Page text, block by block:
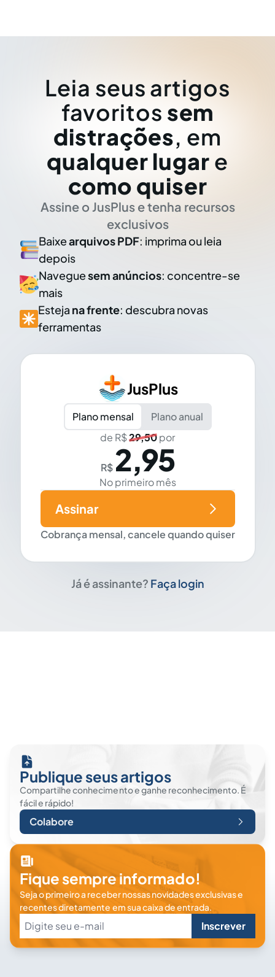
Leia seus artigos
favoritos sem
distrações, em
qualquer lugar e
como quiser
Assine o JusPlus e tenha recursos
exclusivos
Baixearquivos PDF: imprima ou leia
depois
Naveguesem anúncios: concentre-se
mais
Esteja na frente: descubra novas
ferramentas
JusPlus
Plano mensal
Plano anual
de R$29,50por
R$ 2,95
No primeiro mês
Cobrança mensal, cancele quando quiser
Assinar
Já é assinante? Faça login
Publique seus artigos
Compartilhe conhecimento e ganhe reconhecimento. É
fácil e rápido!
Colabore
Fique sempre informado!
Seja o primeiro a receber nossas novidades exclusivas e
recentes diretamente em sua caixa de entrada.
Inscrever